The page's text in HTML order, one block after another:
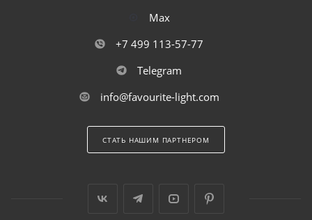
Max
+7 499 113-57-77
Telegram
info@favourite-light.com
СТАТЬ НАШИМ ПАРТНЕРОМ